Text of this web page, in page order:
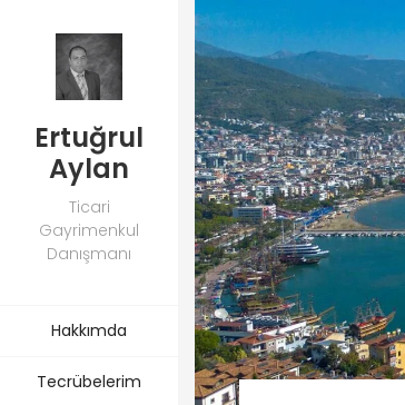
Ertuğrul
Aylan
Ticari
Gayrimenkul
Danışmanı
Hakkımda
Tecrübelerim